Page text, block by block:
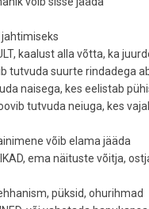
jahtimiseks
kaalust alla võtta, ka
tutvuda suurte rindadega
naisega, kes eelistab
tutvuda neiuga, kes
võib elama jääda
ema näituste võitja,
püksid, ohurihmad